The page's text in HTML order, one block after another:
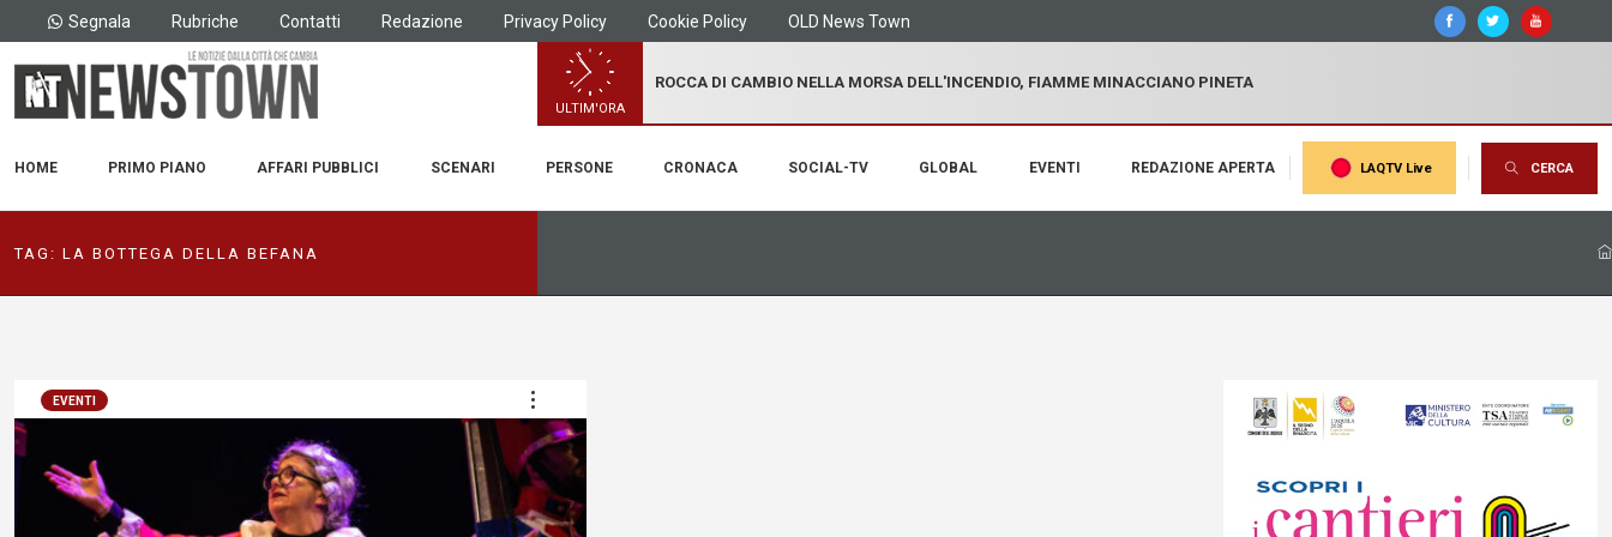
Segnala Rubriche Contatti Redazione Privacy Policy Cookie Policy OLD News Town
ULTIM'ORA
ROCCA DI CAMBIO NELLA MORSA DELL'INCENDIO, FIAMME MINACCIANO PINETA
HOME PRIMO PIANO AFFARI PUBBLICI SCENARI PERSONE CRONACA SOCIAL-TV GLOBAL EVENTI REDAZIONE APERTA LAQTV Live CERCA
TAG: LA BOTTEGA DELLA BEFANA
EVENTI